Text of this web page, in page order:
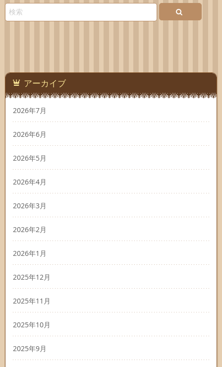
アーカイブ
2026年7月
2026年6月
2026年5月
2026年4月
2026年3月
2026年2月
2026年1月
2025年12月
2025年11月
2025年10月
2025年9月